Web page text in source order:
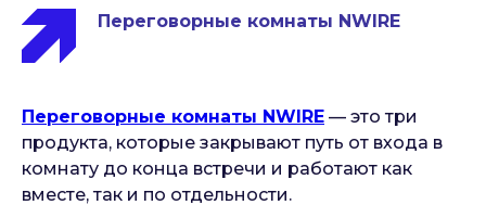
Переговорные комнаты NWIRE
Переговорные комнаты NWIRE — это три
продукта, которые закрывают путь от входа в
комнату до конца встречи и работают как
вместе, так и по отдельности.